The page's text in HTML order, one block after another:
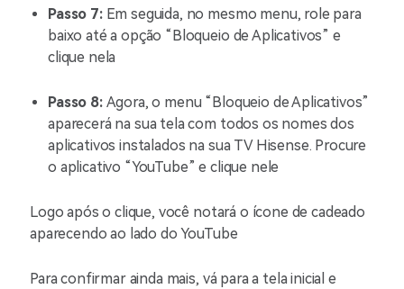
Passo 7:Em seguida, no mesmo menu, role para
baixo até a opção “Bloqueio de Aplicativos” e
clique nela
Passo 8: Agora, o menu “Bloqueio de Aplicativos”
aparecerá na sua tela com todos os nomes dos
aplicativos instalados na sua TV Hisense. Procure
o aplicativo “YouTube” e clique nele
Logo após o clique, você notará o ícone de cadeado
aparecendo ao lado do YouTube
Para confirmar ainda mais, vá para a tela inicial e